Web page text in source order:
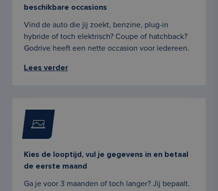
beschikbare occasions
Vind de auto die jij zoekt, benzine, plug-in
hybride of toch elektrisch? Coupe of hatchback?
Godrive heeft een nette occasion voor iedereen.
Lees verder
Kies de looptijd, vul je gegevens in en betaal
de eerste maand
Ga je voor 3 maanden of toch langer? Jij bepaalt.